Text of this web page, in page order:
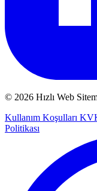
© 2026 Hızlı Web
Kullanım Koşulları
Politikası